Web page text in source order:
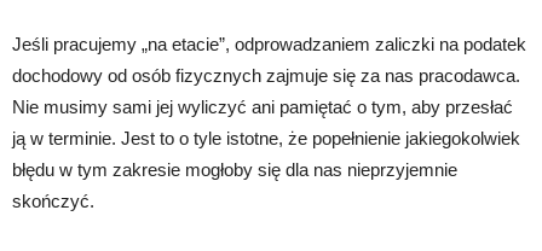
Jeśli pracujemy „na etacie”, odprowadzaniem zaliczki na podatek
dochodowy od osób fizycznych zajmuje się za nas pracodawca.
Nie musimy sami jej wyliczyć ani pamiętać o tym, aby przesłać
ją w terminie. Jest to o tyle istotne, że popełnienie jakiegokolwiek
błędu w tym zakresie mogłoby się dla nas nieprzyjemnie
skończyć.